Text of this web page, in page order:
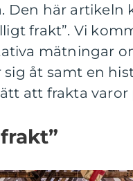
Den här artikeln
frakt”. Vi
mätningar
åt samt en
att frakta varor